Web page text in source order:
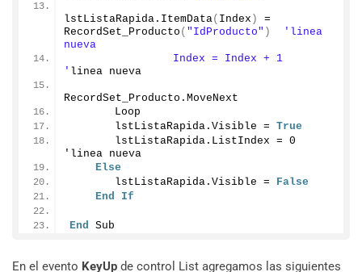
lstListaRapida. ItemData( Index )
RecordSet_Producto ( "IdProducto" )
'linea
nueva
                Index = Index + 1
' linea nueva
RecordSet_Producto. MoveNext
       Loop
       lstListaRapida.
Visible = True
       lstListaRapida.
ListIndex = 0
'linea nueva
Else
       lstListaRapida.
Visible = False
End
If
End Sub
En el evento KeyUp de control List agregamos las siguientes